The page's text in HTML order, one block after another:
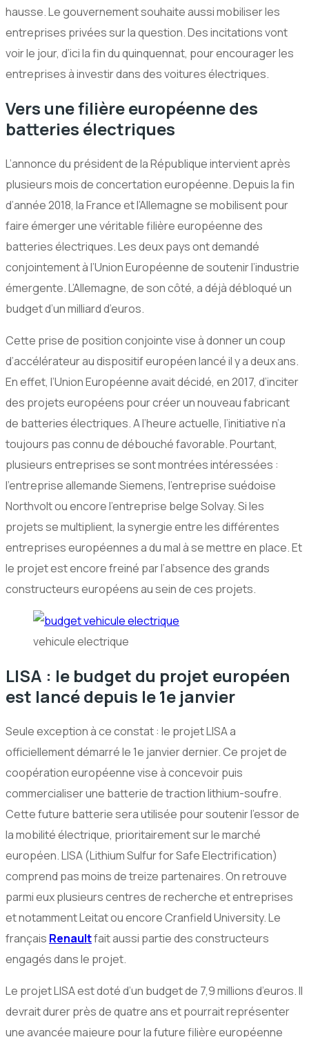
hausse. Le gouvernement souhaite aussi mobiliser les
entreprises privées sur la question. Des incitations vont
voir le jour, d’ici la fin du quinquennat, pour encourager les
entreprises à investir dans des voitures électriques.
Vers une filière européenne des
batteries électriques
L’annonce du président de la République intervient après
plusieurs mois de concertation européenne. Depuis la fin
d’année 2018, la France et l’Allemagne se mobilisent pour
faire émerger une véritable filière européenne des
batteries électriques. Les deux pays ont demandé
conjointement à l’Union Européenne de soutenir l’industrie
émergente. L’Allemagne, de son côté, a déjà débloqué un
budget d’un milliard d’euros.
Cette prise de position conjointe vise à donner un coup
d’accélérateur au dispositif européen lancé il y a deux ans.
En effet, l’Union Européenne avait décidé, en 2017, d’inciter
des projets européens pour créer un nouveau fabricant
de batteries électriques. A l’heure actuelle, l’initiative n’a
toujours pas connu de débouché favorable. Pourtant,
plusieurs entreprises se sont montrées intéressées :
l’entreprise allemande Siemens, l’entreprise suédoise
Northvolt ou encore l’entreprise belge Solvay. Si les
projets se multiplient, la synergie entre les différentes
entreprises européennes a du mal à se mettre en place. Et
le projet est encore freiné par l’absence des grands
constructeurs européens au sein de ces projets.
vehicule electrique
LISA : le budget du projet européen
est lancé depuis le 1e janvier
Seule exception à ce constat : le projet LISA a
officiellement démarré le 1e janvier dernier. Ce projet de
coopération européenne vise à concevoir puis
commercialiser une batterie de traction lithium-soufre.
Cette future batterie sera utilisée pour soutenir l’essor de
la mobilité électrique, prioritairement sur le marché
européen. LISA (Lithium Sulfur for Safe Electrification)
comprend pas moins de treize partenaires. On retrouve
parmi eux plusieurs centres de recherche et entreprises
et notamment Leitat ou encore Cranfield University. Le
français Renaultfait aussi partie des constructeurs
engagés dans le projet.
Le projet LISA est doté d’un budget de 7,9 millions d’euros. Il
devrait durer près de quatre ans et pourrait représenter
une avancée majeure pour la future filière européenne